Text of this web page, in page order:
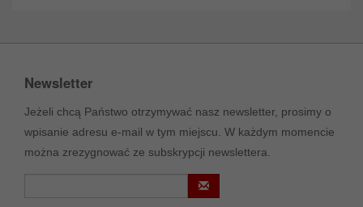
Newsletter
Jeżeli chcą Państwo otrzymywać nasz newsletter, prosimy o
wpisanie adresu e-mail w tym miejscu. W każdym momencie
można zrezygnować ze subskrypcji newslettera.